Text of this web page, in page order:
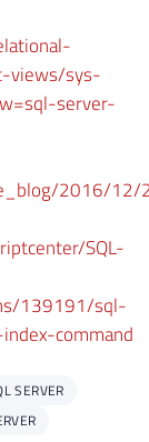
] -
] /
((
views/sys-
server-
2016/
SQL-
139191/sql-
command
SERVER